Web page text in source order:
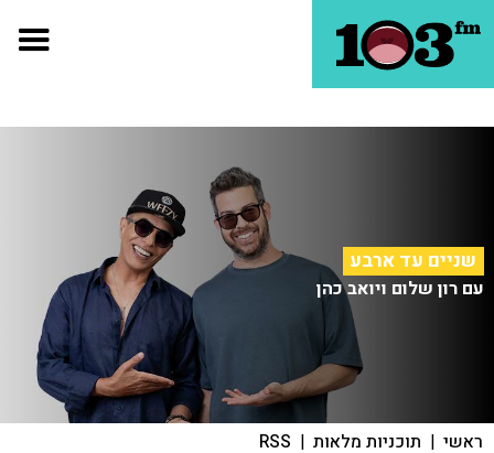
שניים עד ארבע
עם רון שלום ויואב כהן
ראשי | תוכניות מלאות |
RSS